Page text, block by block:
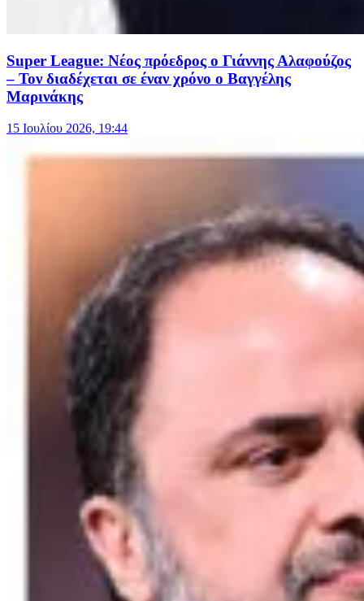
Super League: Νέος πρόεδρος ο Γιάννης Αλαφούζος
– Τον διαδέχεται σε έναν χρόνο ο Βαγγέλης
Μαρινάκης
15 Ιουλίου 2026, 19:44